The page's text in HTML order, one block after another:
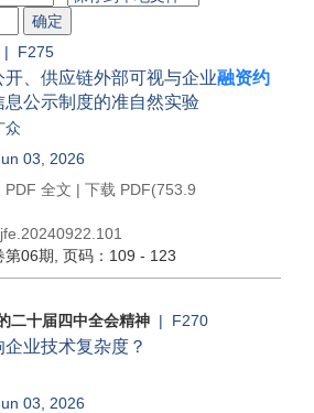
| F275
、供应链外部可视与企业融资约
公示制度的准自然实验
众
03, 2026
PDF 全文 | 下载 PDF(753.9
第06期 , 页码：109 - 123
二十届四中全会精神 | F270
业技术复杂度？
03, 2026